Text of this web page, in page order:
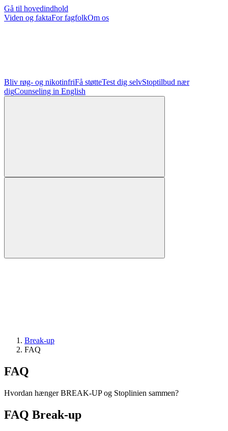
Gå til hovedindhold
Viden og faktaFor fagfolkOm os
Bliv røg- og nikotinfriFå støtteTest dig selvStoptilbud nær
digCounseling in English
Break-up
FAQ
FAQ
Hvordan hænger BREAK-UP og Stoplinien sammen?
FAQ Break-up